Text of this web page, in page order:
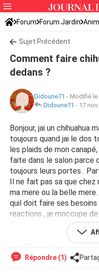
Forum Forum Jardin
Sujet Précédent
Comment faire
dedans ?
Didoune71 - Modifié le
Didoune71 - 17
Bonjour, jai un chihuahua
toujours quand jai le dos
les plaids de mon
faite dans le salon parce
toujours leurs portes .
Il ne fait pas sa que chez
ma mere ou la belle
quil doit faire ses
reactions , je moccupe
Quelqu'un peut m'aider a
aussi un chien possessif,
rapport) merci de m'aider
Répondre (1)